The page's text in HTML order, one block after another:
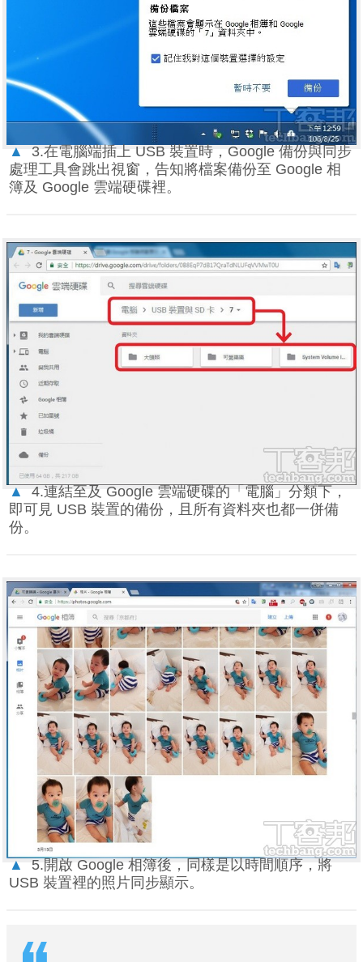
▲
3.在電腦端插上 USB 裝置時，Google 備份與同步
處理工具會跳出視窗，告知將檔案備份至 Google 相
簿及 Google 雲端硬碟裡。
▲
4.連結至及 Google 雲端硬碟的「電腦」分類下，
即可見 USB 裝置的備份，且所有資料夾也都一併備
份。
▲
5.開啟 Google 相簿後，同樣是以時間順序，將
USB 裝置裡的照片同步顯示。